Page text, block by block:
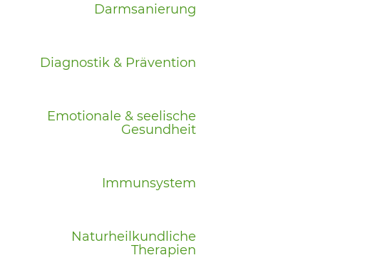
Darmsanierung
Diagnostik & Prävention
Emotionale & seelische
Gesundheit
Immunsystem
Naturheilkundliche
Therapien